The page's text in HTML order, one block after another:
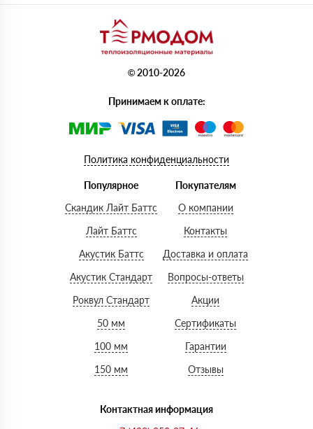
© 2010-2026
Принимаем к оплате:
Политика конфиденциальности
Популярное
Скандик Лайт Баттс
Лайт Баттс
Акустик Баттс
Акустик Стандарт
Роквул Стандарт
50 мм
100 мм
150 мм
Покупателям
О компании
Контакты
Доставка и оплата
Вопросы-ответы
Акции
Сертификаты
Гарантии
Отзывы
Контактная информация